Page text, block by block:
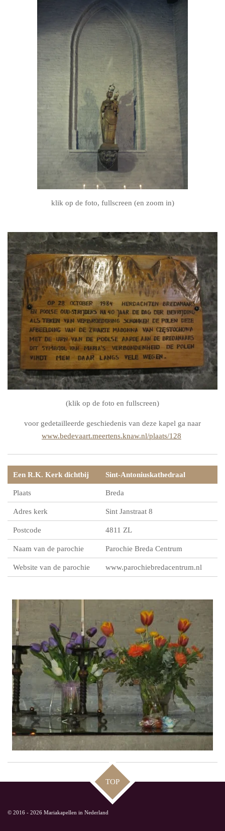
klik op de foto, fullscreen (en zoom in)
(klik op de foto en fullscreen)
voor gedetailleerde geschiedenis van deze kapel ga naar
www.bedevaart.meertens.knaw.nl/plaats/128
Een R.K. Kerk dichtbij Sint-Antoniuskathedraal
Plaats Breda
Adres kerk Sint Janstraat 8
Postcode 4811 ZL
Naam van de parochie Parochie Breda Centrum
Website van de parochie www.parochiebredacentrum.nl
TOP
© 2016 - 2026 Mariakapellen in Nederland